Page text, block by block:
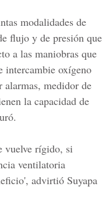
modalidades de
flujo y de presión que
a las maniobras que
intercambie oxígeno
alarmas, medidor de
la capacidad de
vuelve rígido, si
ventilatoria
advirtió Suyapa